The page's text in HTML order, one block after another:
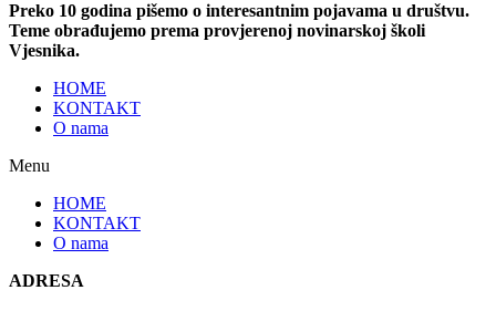
Preko 10 godina pišemo o interesantnim pojavama u društvu.
Teme obrađujemo prema provjerenoj novinarskoj školi
Vjesnika.
HOME
KONTAKT
O nama
Menu
HOME
KONTAKT
O nama
ADRESA